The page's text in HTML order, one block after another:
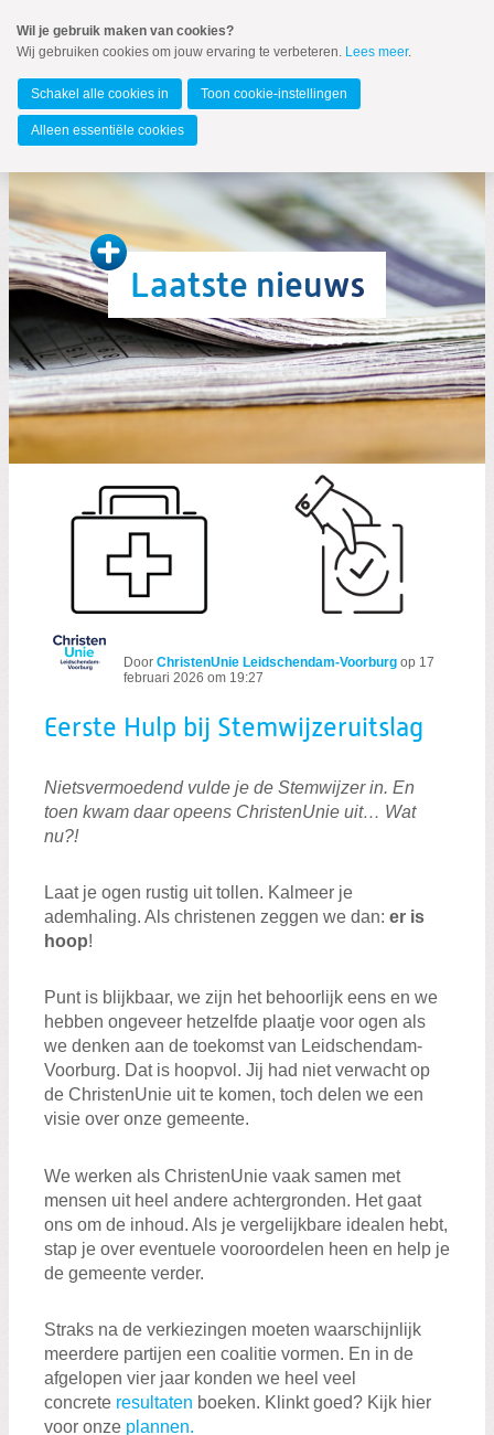
naar
Spring
de
inhoud
Spring
naar
Leidschendam-Voorburg
MENU
Zoeken:
Laatste nieuws
Eerste Hulp bij Stemwijzeruitslag
Door ChristenUnie Leidschendam-Voorburg op 17
februari 2026 om 19:27
Eerste Hulp bij Stemwijzeruitslag
Nietsvermoedend vulde je de Stemwijzer in. En
toen kwam daar opeens ChristenUnie uit… Wat
nu?!
Laat je ogen rustig uit tollen. Kalmeer je
ademhaling. Als christenen zeggen we dan: er is
hoop!
Punt is blijkbaar, we zijn het behoorlijk eens en we
hebben ongeveer hetzelfde plaatje voor ogen als
we denken aan de toekomst van Leidschendam-
Voorburg. Dat is hoopvol. Jij had niet verwacht op
de ChristenUnie uit te komen, toch delen we een
visie over onze gemeente.
We werken als ChristenUnie vaak samen met
mensen uit heel andere achtergronden. Het gaat
ons om de inhoud. Als je vergelijkbare idealen hebt,
stap je over eventuele vooroordelen heen en help je
de gemeente verder.
Straks na de verkiezingen moeten waarschijnlijk
meerdere partijen een coalitie vormen. En in de
afgelopen vier jaar konden we heel veel
concrete resultaten boeken. Klinkt goed? Kijk hier
voor onze plannen.
Wil je gebruik maken van cookies?
Wij gebruiken cookies om jouw ervaring te verbeteren. Lees meer.
Schakel alle cookies in Toon cookie-instellingen
Alleen essentiële cookies